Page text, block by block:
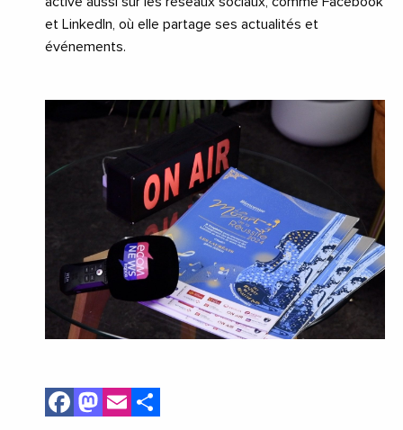
et LinkedIn, où elle partage ses actualités et
événements.
Facebook
Mastodon
Email